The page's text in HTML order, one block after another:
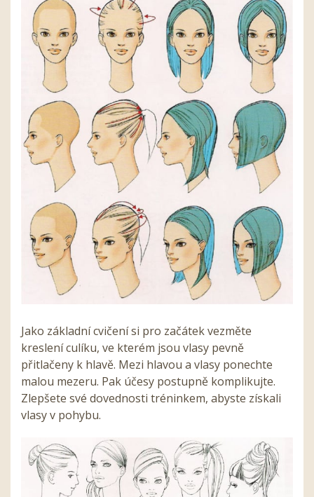
Jako základní cvičení si pro začátek vezměte
kreslení culíku, ve kterém jsou vlasy pevně
přitlačeny k hlavě. Mezi hlavou a vlasy ponechte
malou mezeru. Pak účesy postupně komplikujte.
Zlepšete své dovednosti tréninkem, abyste získali
vlasy v pohybu.